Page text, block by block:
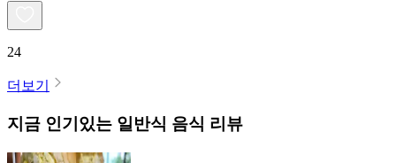
24
더보기
지금 인기있는 일반식 음식 리뷰